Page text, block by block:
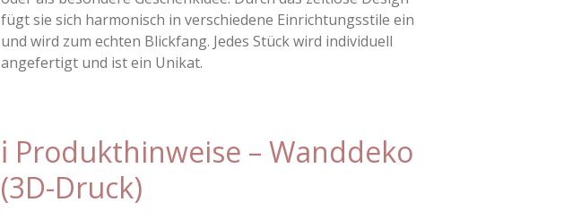
fügt sie sich harmonisch in verschiedene Einrichtungsstile ein
und wird zum echten Blickfang. Jedes Stück wird individuell
angefertigt und ist ein Unikat.
ℹ️ Produkthinweise – Wanddeko
(3D-Druck)